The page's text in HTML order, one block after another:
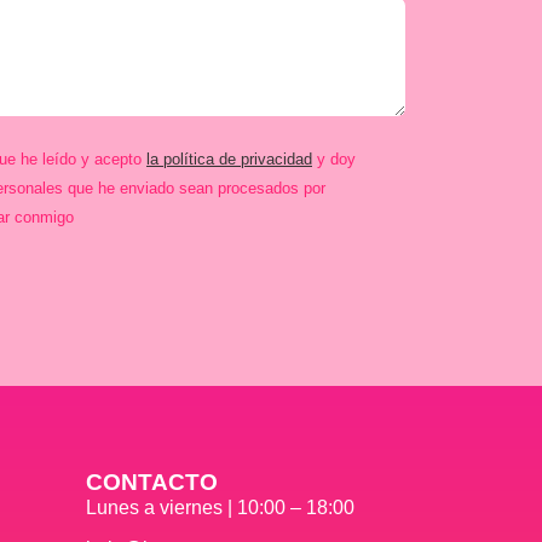
he leído y acepto la política de privacidad y doy
que he enviado sean procesados por
conmigo
CONTACTO
Lunes a viernes | 10:00 – 18:00